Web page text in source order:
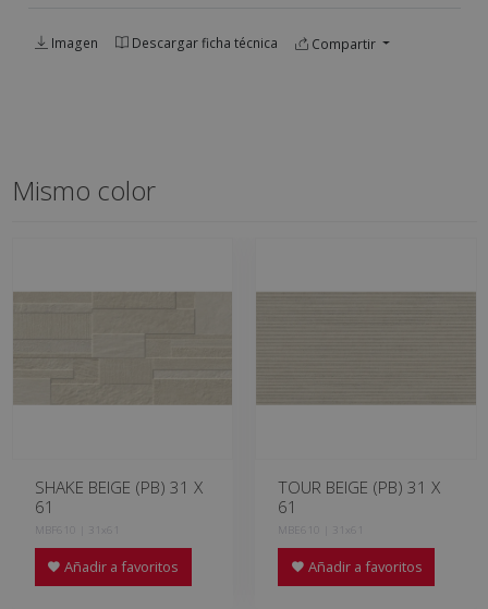
Imagen Descargar ficha técnica Compartir
Mismo color
SHAKE BEIGE (PB) 31 X
61
MBF610 | 31x61
Añadir a favoritos
TOUR BEIGE (PB) 31 X
61
MBE610 | 31x61
Añadir a favoritos